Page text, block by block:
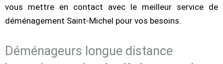
vous mettre en contact avec le meilleur service de
déménagement Saint-Michel pour vos besoins.
Déménageurs longue distance